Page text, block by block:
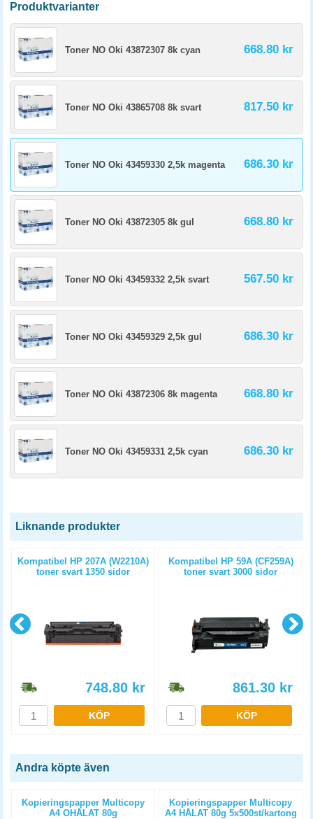
Produktvarianter
Toner NO Oki 43872307 8k cyan 668.80 kr
Toner NO Oki 43865708 8k svart 817.50 kr
Toner NO Oki 43459330 2,5k magenta 686.30 kr
Toner NO Oki 43872305 8k gul 668.80 kr
Toner NO Oki 43459332 2,5k svart 567.50 kr
Toner NO Oki 43459329 2,5k gul 686.30 kr
Toner NO Oki 43872306 8k magenta 668.80 kr
Toner NO Oki 43459331 2,5k cyan 686.30 kr
Liknande produkter
Kompatibel HP 207A (W2210A)
toner svart 1350 sidor
748.80 kr
KÖP
Kompatibel HP 59A (CF259A)
toner svart 3000 sidor
861.30 kr
KÖP
Andra köpte även
Kopieringspapper Multicopy
A4 OHÅLAT 80g
Kopieringspapper Multicopy
A4 HÅLAT 80g 5x500st/kartong